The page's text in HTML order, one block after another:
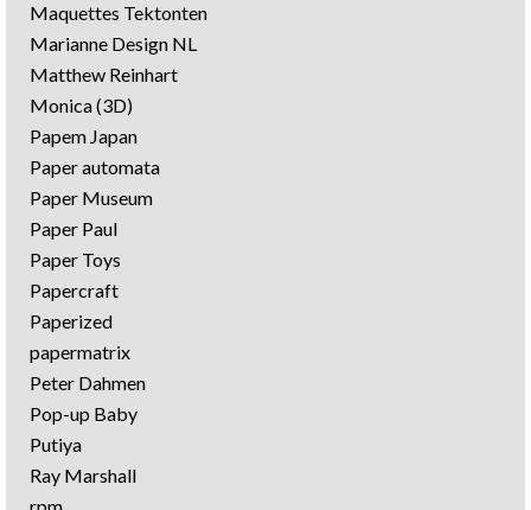
Maquettes Tektonten
Marianne Design NL
Matthew Reinhart
Monica (3D)
Papem Japan
Paper automata
Paper Museum
Paper Paul
Paper Toys
Papercraft
Paperized
papermatrix
Peter Dahmen
Pop-up Baby
Putiya
Ray Marshall